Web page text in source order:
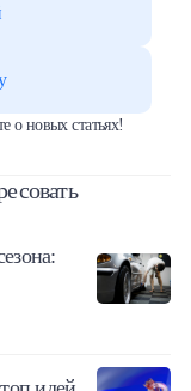
о новых статьях!